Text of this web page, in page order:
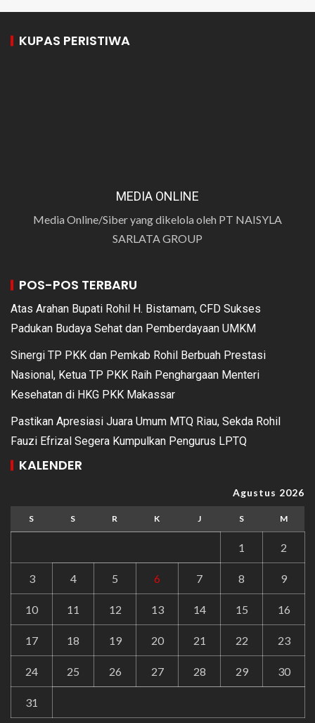
KUPAS PERISTIWA
MEDIA ONLINE
Media Online/Siber yang dikelola oleh PT NAISYLA
SARLATA GROUP
POS-POS TERBARU
Atas Arahan Bupati Rohil H. Bistamam, CFD Sukses
Padukan Budaya Sehat dan Pemberdayaan UMKM
Sinergi TP PKK dan Pemkab Rohil Berbuah Prestasi
Nasional, Ketua TP PKK Raih Penghargaan Menteri
Kesehatan di HKG PKK Makassar
Pastikan Apresiasi Juara Umum MTQ Riau, Sekda Rohil
Fauzi Efrizal Segera Kumpulkan Pengurus LPTQ
KALENDER
Agustus 2026
S S R K J S M
1 2
3 4 5 6 7 8 9
10 11 12 13 14 15 16
17 18 19 20 21 22 23
24 25 26 27 28 29 30
31